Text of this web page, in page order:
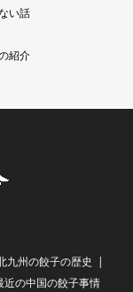
い話
紹介
九州の餃子の歴史
近の中国の餃子事情